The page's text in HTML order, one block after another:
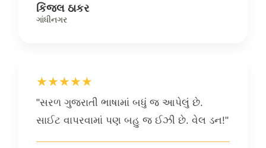
કિંજલ ઠાકર
ગાંધીનગર
★★★★★
"સરળ ગુજરાતી ભાષામાં બધું જ આપેલું છે.
સાઈટ વાપરવામાં પણ બહુ જ ઈઝી છે. વેલ ડન!"